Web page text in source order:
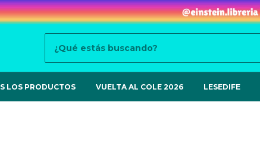
LOS PRODUCTOS VUELTA AL COLE 2026 LESEDIFE